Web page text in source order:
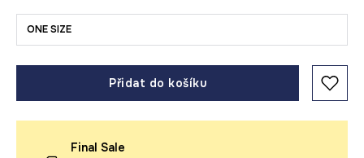
ONE SIZE
Přidat do košíku
Final Sale